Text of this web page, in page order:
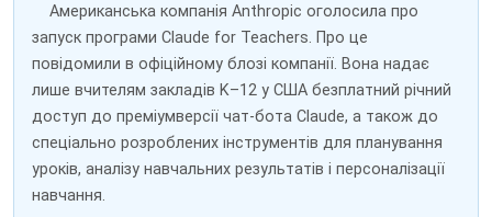
Американська компанія Anthropic оголосила про
запуск програми Claude for Teachers. Про це
повідомили в офіційному блозі компанії. Вона надає
лише вчителям закладів K–12 у США безплатний річний
доступ до преміумверсії чат-бота Claude, а також до
спеціально розроблених інструментів для планування
уроків, аналізу навчальних результатів і персоналізації
навчання.